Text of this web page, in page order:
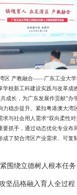
区 产教融合——广东工业大学
学校新工科建设实践与改革成
成长，为广东发展作贡献”办
力稳步提升。紧扣粤港澳大湾
与社会用人需求“双向柔性
抓手，通过动态优化专业布
成了契合湾区产业需求、可复
围绕立德树人根本任
坚品格融入育人全过程